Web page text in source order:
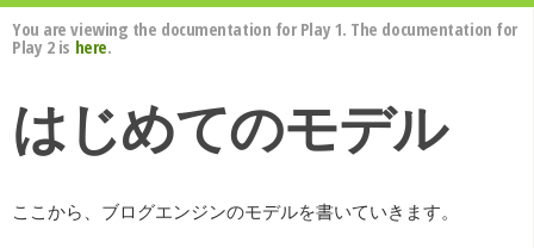
You are viewing the documentation for Play 1. The documentation for
Play 2 is here.
はじめてのモデル
ここから、ブログエンジンのモデルを書いていきます。